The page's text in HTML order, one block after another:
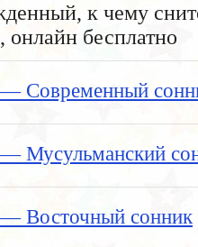
к чему
бесплатно
Современный
Мусульманский
Восточный сонник